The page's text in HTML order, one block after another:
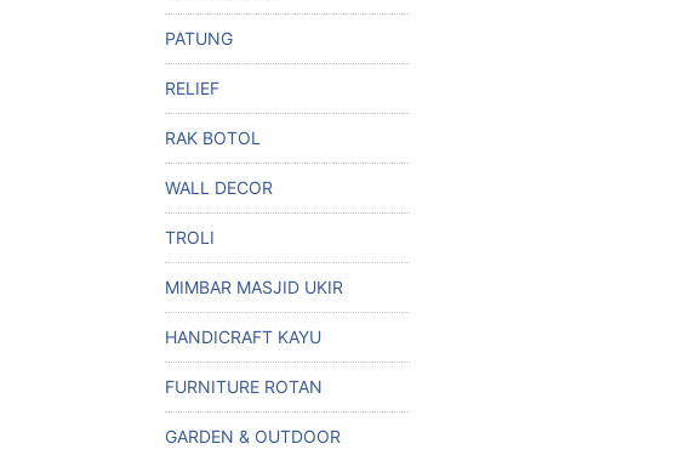
PATUNG
RELIEF
RAK BOTOL
WALL DECOR
TROLI
MIMBAR MASJID UKIR
HANDICRAFT KAYU
FURNITURE ROTAN
GARDEN & OUTDOOR